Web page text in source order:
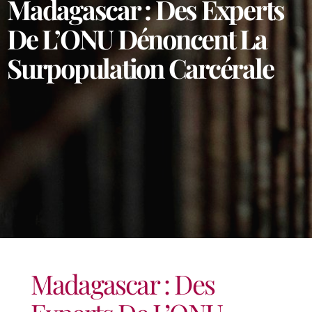
Madagascar : Des Experts
De L’ONU Dénoncent La
Surpopulation Carcérale
Madagascar : Des